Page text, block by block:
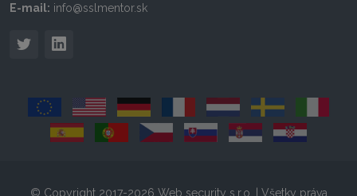
E-mail: info@sslmentor.sk
© Copyright 2017-2026 Web security s.r.o. | Všetky práva